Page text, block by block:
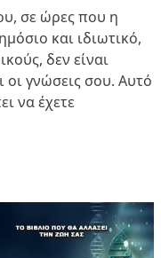
σε ώρες που η
και ιδιωτικό,
δεν είναι
οι γνώσεις σου. Αυτό
να έχετε